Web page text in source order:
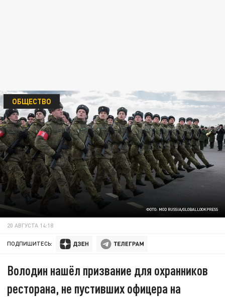
ФОТО: MOD RUSSIA/GLOBALLOOKPRESS
ОБЩЕСТВО
20 АВГУСТА 14:18
ПОДПИШИТЕСЬ:
Володин нашёл призвание для охранников
ресторана, не пустивших офицера на